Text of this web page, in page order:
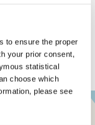
to ensure the proper
your prior consent,
statistical
choose which
please see
ed è difficile che
La pièce non parla
forme, ma ne svela
disposti a sopportare
a cavarcela senza.”